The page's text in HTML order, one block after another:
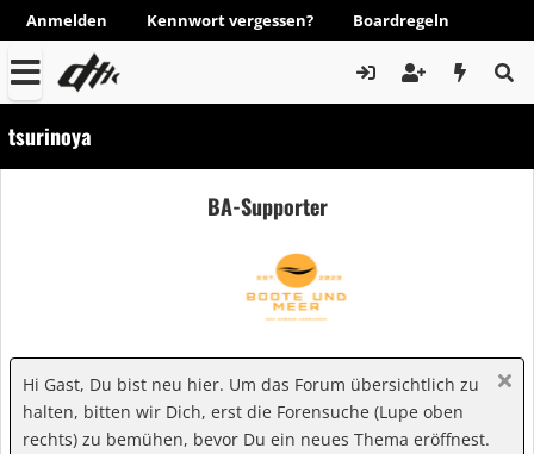
Anmelden Kennwort vergessen? Boardregeln
tsurinoya
BA-Supporter
Hi Gast, Du bist neu hier. Um das Forum übersichtlich zu
halten, bitten wir Dich, erst die Forensuche (Lupe oben
rechts) zu bemühen, bevor Du ein neues Thema eröffnest.